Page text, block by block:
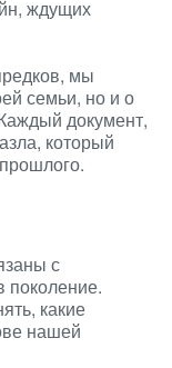
ждущих
мы
семьи, но и о
документ,
который
с
поколение.
какие
нашей